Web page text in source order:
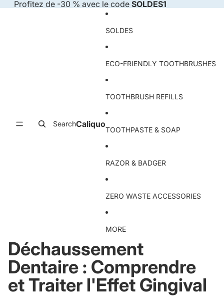
Profitez de -30 % avec le code SOLDES1
SearchCaliquo
SOLDES
ECO-FRIENDLY TOOTHBRUSHES
TOOTHBRUSH REFILLS
TOOTHPASTE & SOAP
RAZOR & BADGER
ZERO WASTE ACCESSORIES
MORE
Déchaussement
Dentaire : Comprendre
et Traiter l'Effet Gingival